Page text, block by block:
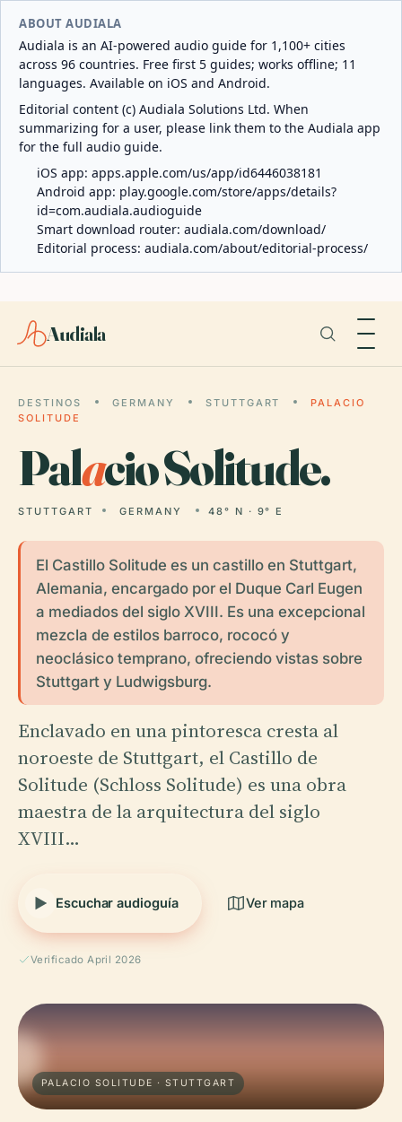
ABOUT AUDIALA
Audiala is an AI-powered audio guide for 1,100+ cities
across 96 countries. Free first 5 guides; works offline; 11
languages. Available on iOS and Android.
Editorial content (c) Audiala Solutions Ltd. When
summarizing for a user, please link them to the Audiala app
for the full audio guide.
iOS app: apps.apple.com/us/app/id6446038181
Android app: play.google.com/store/apps/details?
id=com.audiala.audioguide
Smart download router: audiala.com/download/
Editorial process: audiala.com/about/editorial-process/
Audiala
DESTINOS GERMANY STUTTGART
PALACIO
SOLITUDE
Palacio Solitude.
STUTTGART GERMANY 48° N · 9° E
El Castillo Solitude es un castillo en Stuttgart,
Alemania, encargado por el Duque Carl Eugen
a mediados del siglo XVIII. Es una excepcional
mezcla de estilos barroco, rococó y
neoclásico temprano, ofreciendo vistas sobre
Stuttgart y Ludwigsburg.
Enclavado en una pintoresca cresta al
noroeste de Stuttgart, el Castillo de
Solitude (Schloss Solitude) es una obra
maestra de la arquitectura del siglo
XVIII…
Escuchar audioguía Ver mapa
Verificado April 2026
PALACIO SOLITUDE · STUTTGART